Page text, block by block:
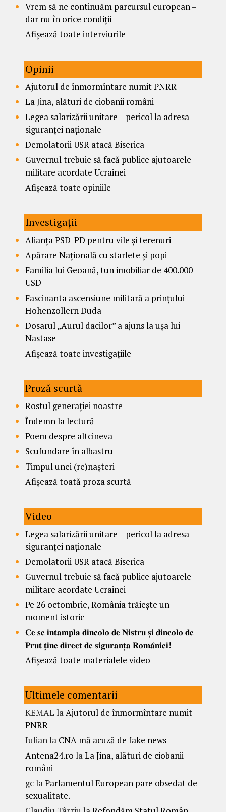
Vrem să ne continuăm parcursul european –
dar nu în orice condiții
Afișează toate interviurile
Opinii
Ajutorul de înmormîntare numit PNRR
La Jina, alături de ciobanii români
Legea salarizării unitare – pericol la adresa
siguranței naționale
Demolatorii USR atacă Biserica
Guvernul trebuie să facă publice ajutoarele
militare acordate Ucrainei
Afișează toate opiniile
Investigații
Alianța PSD-PD pentru vile și terenuri
Apărare Națională cu starlete și popi
Familia lui Geoană, tun imobiliar de 400.000
USD
Fascinanta ascensiune militară a prințului
Hohenzollern Duda
Dosarul „Aurul dacilor” a ajuns la ușa lui
Nastase
Afișează toate investigațiile
Proză scurtă
Rostul generației noastre
Îndemn la lectură
Poem despre altcineva
Scufundare în albastru
Timpul unei (re)nașteri
Afișează toată proza scurtă
Video
Legea salarizării unitare – pericol la adresa
siguranței naționale
Demolatorii USR atacă Biserica
Guvernul trebuie să facă publice ajutoarele
militare acordate Ucrainei
Pe 26 octombrie, România trăiește un
moment istoric
𝐂𝐞 𝐬𝐞 𝐢𝐧𝐭𝐚𝐦𝐩𝐥𝐚 𝐝𝐢𝐧𝐜𝐨𝐥𝐨 𝐝𝐞 𝐍𝐢𝐬𝐭𝐫𝐮 𝐬̦𝐢 𝐝𝐢𝐧𝐜𝐨𝐥𝐨 𝐝𝐞
𝐏𝐫𝐮𝐭 𝐭̦𝐢𝐧𝐞 𝐝𝐢𝐫𝐞𝐜𝐭 𝐝𝐞 𝐬𝐢𝐠𝐮𝐫𝐚𝐧𝐭̦𝐚 𝐑𝐨𝐦𝐚̂𝐧𝐢𝐞𝐢!
Afișează toate materialele video
Ultimele comentarii
KEMAL laAjutorul de înmormîntare numit
PNRR
Iulianla CNA mă acuză de fake news
Antena24.ro laLa Jina, alături de ciobanii
români
gclaParlamentul European pare obsedat de
sexualitate.